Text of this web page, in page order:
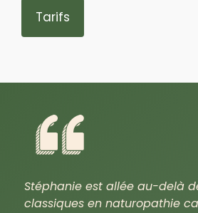
Tarifs
Stéphanie est allée au-delà
classiques en naturopathie